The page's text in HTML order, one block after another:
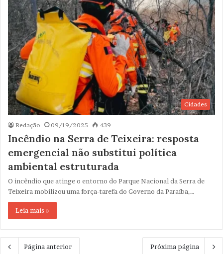
Cidades
Redação 09/19/2025 439
Incêndio na Serra de Teixeira: resposta
emergencial não substitui política
ambiental estruturada
O incêndio que atinge o entorno do Parque Nacional da Serra de
Teixeira mobilizou uma força-tarefa do Governo da Paraíba,…
Leia mais »
Página anterior Próxima página